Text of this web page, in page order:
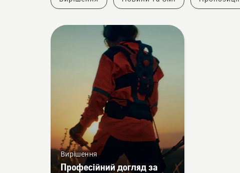
Вирішення
Професійний догляд за